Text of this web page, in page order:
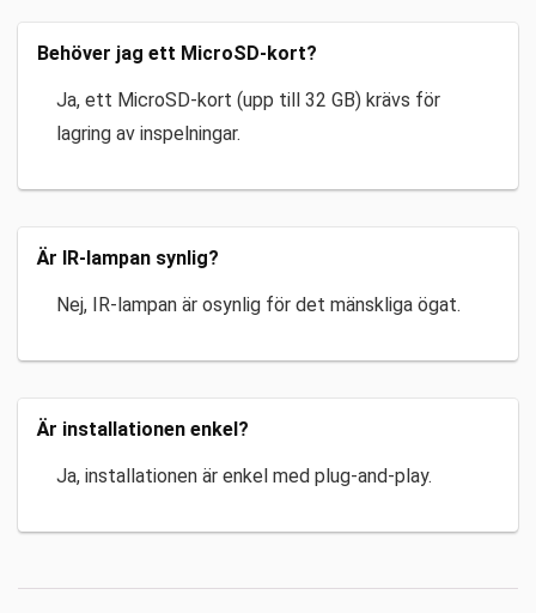
Behöver jag ett MicroSD-kort?
Ja, ett MicroSD-kort (upp till 32 GB) krävs för
lagring av inspelningar.
Är IR-lampan synlig?
Nej, IR-lampan är osynlig för det mänskliga ögat.
Är installationen enkel?
Ja, installationen är enkel med plug-and-play.